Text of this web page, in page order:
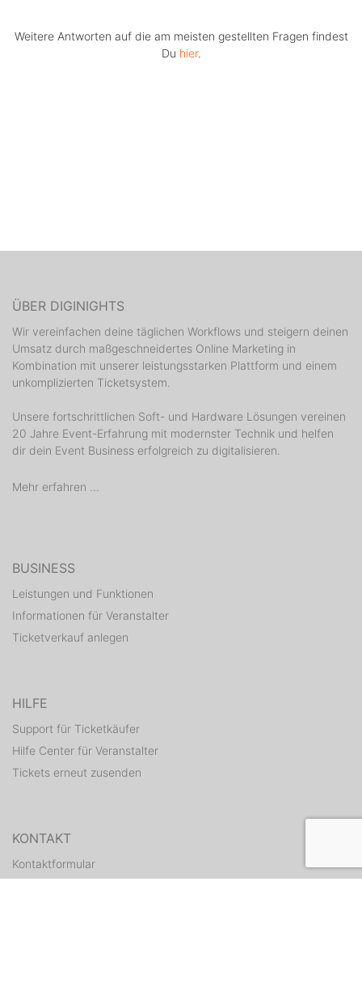
Weitere Antworten auf die am meisten gestellten Fragen findest
Du hier.
ÜBER DIGINIGHTS
Wir vereinfachen deine täglichen Workflows und steigern deinen
Umsatz durch maßgeschneidertes Online Marketing in
Kombination mit unserer leistungsstarken Plattform und einem
unkomplizierten Ticketsystem.
Unsere fortschrittlichen Soft- und Hardware Lösungen vereinen
20 Jahre Event-Erfahrung mit modernster Technik und helfen
dir dein Event Business erfolgreich zu digitalisieren.
Mehr erfahren ...
BUSINESS
Leistungen und Funktionen
Informationen für Veranstalter
Ticketverkauf anlegen
HILFE
Support für Ticketkäufer
Hilfe Center für Veranstalter
Tickets erneut zusenden
KONTAKT
Kontaktformular